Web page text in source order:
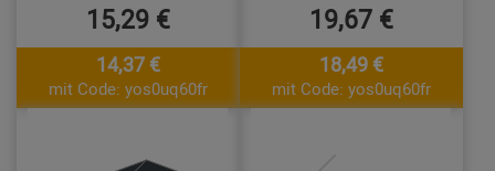
15,29 €
14,37 €
mit Code: yos0uq60fr
19,67 €
18,49 €
mit Code: yos0uq60fr